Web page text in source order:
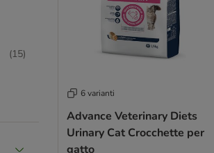
(15)
6 varianti
Advance Veterinary Diets
Urinary Cat Crocchette per
gatto